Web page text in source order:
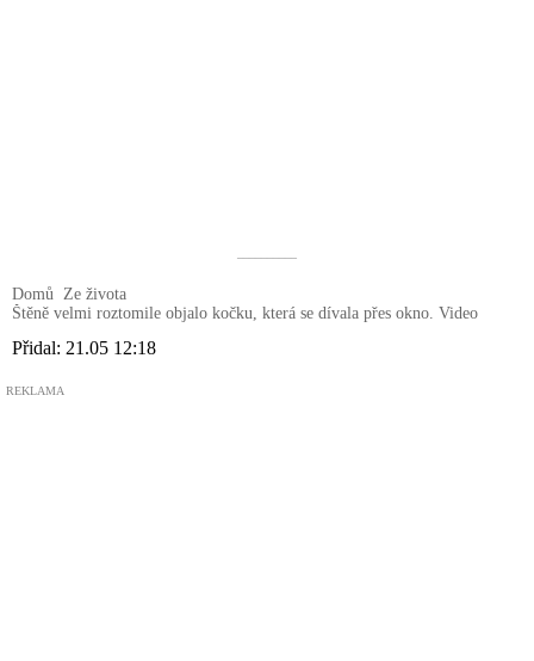
––––––––––
Domů
Ze života
Štěně velmi roztomile objalo kočku, která se dívala přes okno. Video
Přidal: 21.05 12:18
REKLAMA